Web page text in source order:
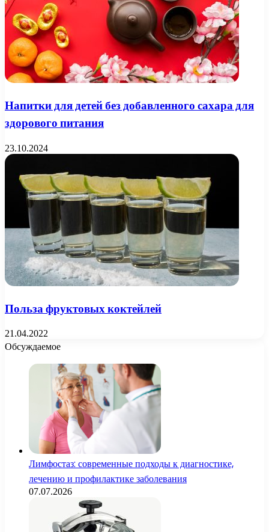
Напитки для детей без добавленного сахара для
здорового питания
23.10.2024
Польза фруктовых коктейлей
21.04.2022
Обсуждаемое
Лимфостаз: современные подходы к диагностике,
лечению и профилактике заболевания
07.07.2026